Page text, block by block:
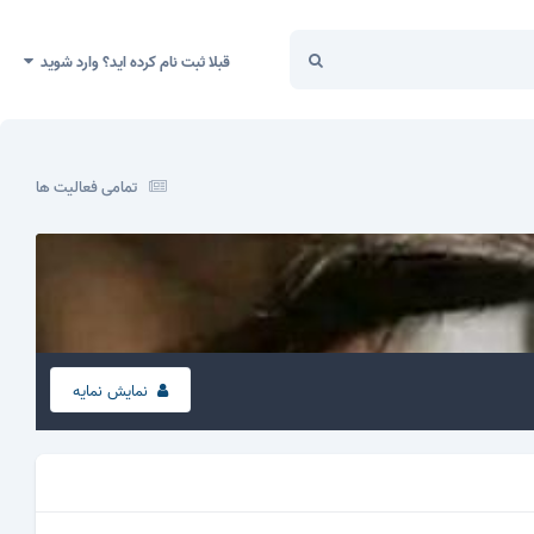
قبلا ثبت نام کرده اید؟ وارد شوید
تمامی فعالیت ها
نمایش نمایه